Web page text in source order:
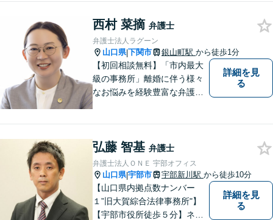
トナー」として、お客さまに
寄り添いますので、お気軽に
ご相談ください。
西村 菜摘 弁護士
弁護士法人ラグーン
山口県|下関市 銀山町駅 から徒歩1分
【初回相談無料】「市内最大
級の事務所」離婚に伴う様々
なお悩みを経験豊富な弁護士
相談・年間150件以上」【子
連れ相談可】【休日・夜間相
談対応】
詳細を見
る
弘藤 智基 弁護士
弁護士法人ＯＮＥ 宇部オフィス
山口県|宇部市 宇部新川駅 から徒歩10分
【山口県内拠点数ナンバー
１”旧大賀綜合法律事務所"】
【宇部市役所徒歩５分】ネッ
詳細を見
る